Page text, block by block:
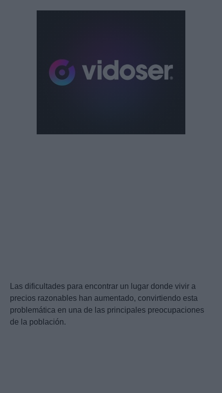
Las dificultades para encontrar un lugar donde vivir a
precios razonables han aumentado, convirtiendo esta
problemática en una de las principales preocupaciones
de la población.